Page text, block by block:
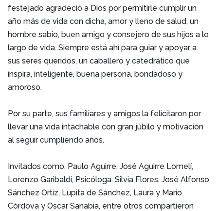
festejado agradeció a Dios por permitirle cumplir un
año más de vida con dicha, amor y lleno de salud, un
hombre sabio, buen amigo y consejero de sus hijos a lo
largo de vida. Siempre está ahí para guiar y apoyar a
sus seres queridos, un caballero y catedrático que
inspira, inteligente, buena persona, bondadoso y
amoroso.
Por su parte, sus familiares y amigos la felicitaron por
llevar una vida intachable con gran júbilo y motivación
al seguir cumpliendo años.
Invitados como, Paulo Aguirre, José Aguirre Lomelí,
Lorenzo Garibaldi, Psicóloga. Silvia Flores, José Alfonso
Sánchez Ortiz, Lupita de Sánchez, Laura y Mario
Córdova y Oscar Sanabia, entre otros compartieron